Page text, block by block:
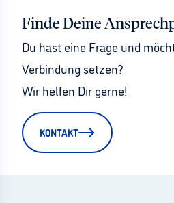
Finde Deine
Du hast eine Frage und
Verbindung setzen?
Wir helfen Dir gerne!
KONTAKT